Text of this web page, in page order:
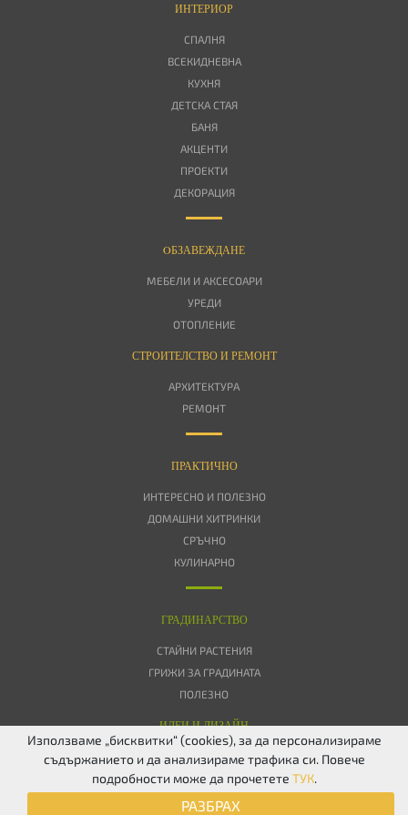
ИНТЕРИОР
СПАЛНЯ
ВСЕКИДНЕВНА
КУХНЯ
ДЕТСКА СТАЯ
БАНЯ
АКЦЕНТИ
ПРОЕКТИ
ДЕКОРАЦИЯ
OБЗАВЕЖДАНЕ
МЕБЕЛИ И АКСЕСОАРИ
УРЕДИ
ОТОПЛЕНИЕ
СТРОИТЕЛСТВО И РЕМОНТ
АРХИТЕКТУРА
РЕМОНТ
ПРАКТИЧНО
ИНТЕРЕСНО И ПОЛЕЗНО
ДОМАШНИ ХИТРИНКИ
СРЪЧНО
КУЛИНАРНО
ГРАДИНАРСТВО
СТАЙНИ РАСТЕНИЯ
ГРИЖИ ЗА ГРАДИНАТА
ПОЛЕЗНО
ИДЕИ И ДИЗАЙН
ПОВЕРИТЕЛНОСТ БИСКВИТКИ КОНТАКТИ
TWITTER
Използваме „бисквитки“ (cookies), за да персонализираме
съдържанието и да анализираме трафика си. Повече
подробности може да прочетете ТУК.
РАЗБРАХ